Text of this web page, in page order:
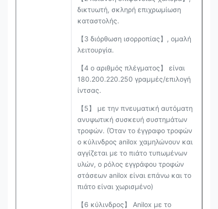
δικτυωτή, σκληρή επιχρωμίωση
καταστολής.
【3 διόρθωση ισορροπίας】, ομαλή
λειτουργία.
【4 ο αριθμός πλέγματος】 είναι
180.200.220.250 γραμμές/επιλογή
ίντσας.
【5】 με την πνευματική αυτόματη
ανυψωτική συσκευή συστημάτων
τροφών. (Όταν το έγγραφο τροφών
ο κύλινδρος anilox χαμηλώνουν και
αγγίζεται με το πιάτο τυπωμένων
υλών, ο ρόλος εγγράφου τροφών
στάσεων anilox είναι επάνω και το
πιάτο είναι χωρισμένο)
【6 κύλινδρος】 Anilox με το